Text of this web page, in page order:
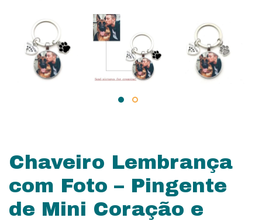
Chaveiro Lembrança
com Foto – Pingente
de Mini Coração e